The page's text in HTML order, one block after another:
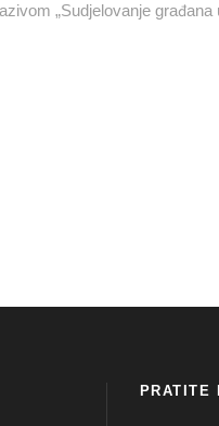
„Sudjelovanje
PRATITE